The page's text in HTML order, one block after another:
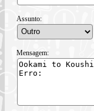
Assunto:
Mensagem: